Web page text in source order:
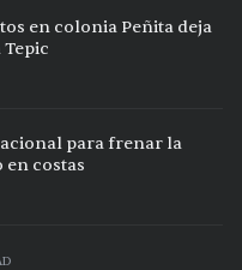
en colonia Peñita deja
para frenar la
en costas